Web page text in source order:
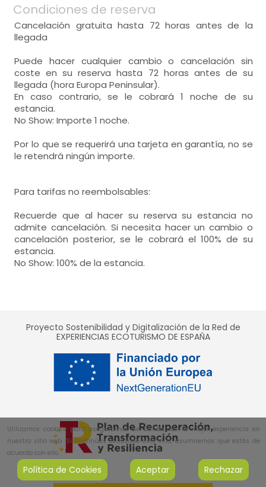
WC,
lavabo, ducha,
- cama de matrimonio (200x200 cm.)
- sofá-cama (2 personas)
- habitación con cuarto de baño. Incluye:
WC,
lavabo, ducha,
Condiciones de reserva
Cancelación gratuita hasta 72 horas antes de la
llegada
Puede hacer cualquier cambio o cancelación sin
coste en su reserva hasta 72 horas antes de su
llegada (hora Europa Peninsular).
En caso contrario, se le cobrará 1 noche de su
estancia.
No Show: Importe 1 noche.
Por lo que se requerirá una tarjeta en garantía, no se
le retendrá ningún importe.
Para tarifas no reembolsables:
Recuerde que al hacer su reserva su estancia no
admite cancelación. Si necesita hacer un cambio o
cancelación posterior, se le cobrará el 100% de su
estancia.
No Show: 100% de la estancia.
Proyecto Sostenibilidad y Digitalización de la Red de
EXPERIENCIAS ECOTURISMO DE ESPAÑA
Utilizamos cookies para asegurarnos de brindarnos la mejor experiencia en
nuestro sitio web. Si continúas utilizando este sitio, asumiremos que estás de
acuerdo con ello.
Política de Cookies Aceptar Rechazar